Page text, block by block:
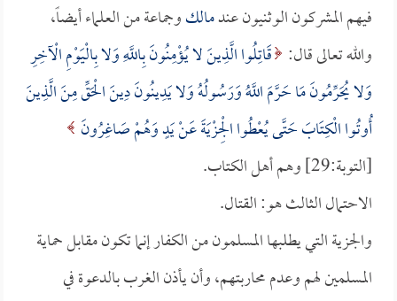
فيهم المشركون الوثنيون عندمالكوجماعة من العلماء أيضاً،
والله تعالى قال: قَاتِلُوا الَّذِينَ لا يُؤْمِنُونَ بِاللَّهِ وَلا بِالْيَوْمِ الْآخِرِ
وَلا يُحَرِّمُونَ مَا حَرَّمَ اللَّهُ وَرَسُولُهُ وَلا يَدِينُونَ دِينَ الْحَقِّ مِنَ الَّذِينَ
أُوتُوا الْكِتَابَ حَتَّى يُعْطُوا الْجِزْيَةَ عَنْ يَدٍ وَهُمْ صَاغِرُونَ
[التوبة:29] وهم أهل الكتاب.
الاحتمال الثالث هو: القتال.
والجزية التي يطلبها المسلمون من الكفار إنما تكون مقابل حماية
المسلمين لهم وعدم محاربتهم، وأن يأذن الغرب بالدعوة في